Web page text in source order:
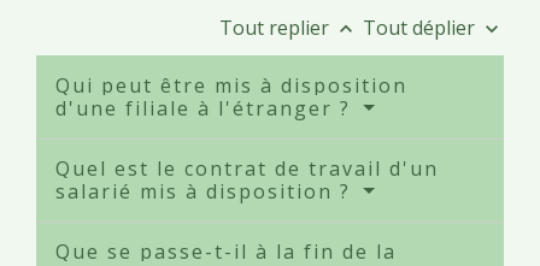
Tout replier keyboard_arrow_up Tout déplier keyboard_arrow_down
Qui peut être mis à disposition
d'une filiale à l'étranger ?
Quel est le contrat de travail d'un
salarié mis à disposition ?
Que se passe-t-il à la fin de la